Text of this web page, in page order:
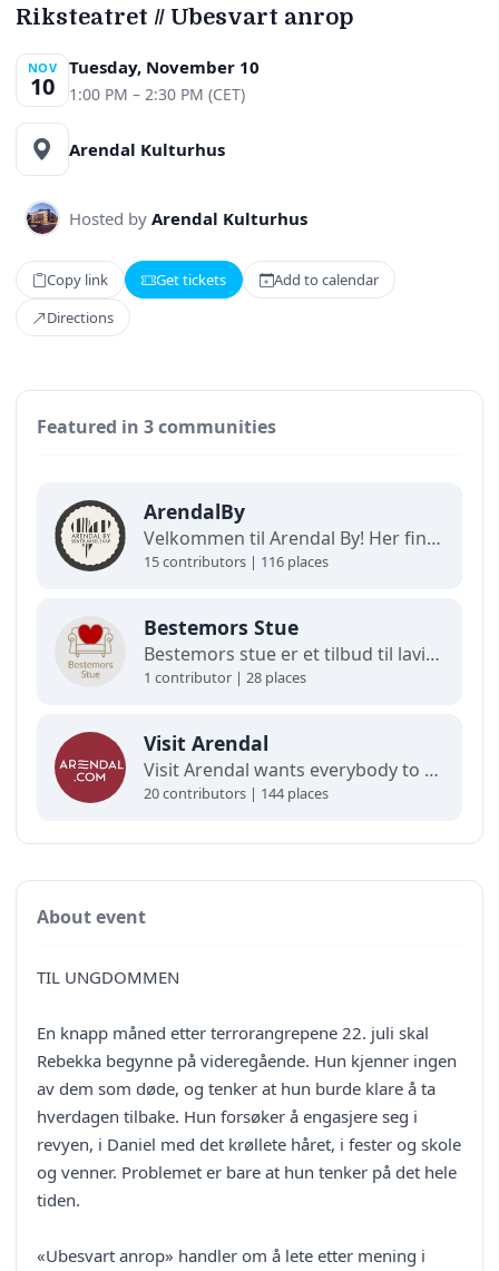
Riksteatret // Ubesvart anrop
NOV
10
Tuesday, November 10
1:00 PM – 2:30 PM (CET)
Arendal Kulturhus
Hosted by Arendal Kulturhus
Copy link Get tickets
Add to calendar
Directions
Featured in 3 communities
ArendalBy
Velkommen til Arendal By! Her finner du interaktive kart og oppdaterte oversikter over alt som skjer i byen. Utforsk, finn frem og opplev det beste av Arendal på ett og samme sted!
15 contributors | 116 places
Bestemors Stue
Bestemors stue er et tilbud til lavinntektsfamilier med barn fra 0-12 år.
1 contributor | 28 places
Visit Arendal
Visit Arendal wants everybody to fall in love with Arendal and all it has to offer.
20 contributors | 144 places
About event
TIL UNGDOMMEN
En knapp måned etter terrorangrepene 22. juli skal
Rebekka begynne på videregående. Hun kjenner ingen
av dem som døde, og tenker at hun burde klare å ta
hverdagen tilbake. Hun forsøker å engasjere seg i
revyen, i Daniel med det krøllete håret, i fester og skole
og venner. Problemet er bare at hun tenker på det hele
tiden.
«Ubesvart anrop» handler om å lete etter mening i